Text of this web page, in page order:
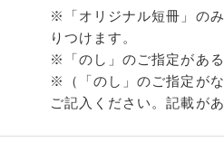
※「オリジナル短冊」の
りつけます。
※「のし」のご指定があ
※（「のし」のご指定が
ご記入ください。記載が